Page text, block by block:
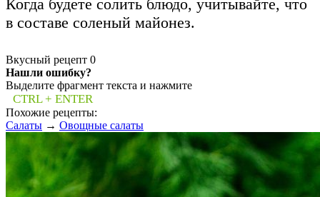
Когда будете солить блюдо, учитывайте, что
в составе соленый майонез.
Вкусный рецепт 0
Нашли ошибку?
Выделите фрагмент текста и нажмите
CTRL + ENTER
Похожие рецепты:
Салаты → Овощные салаты